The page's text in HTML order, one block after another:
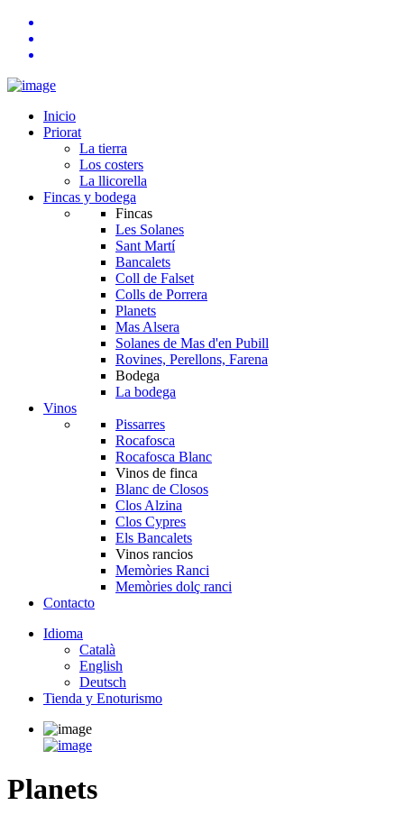
Inicio
Priorat
La tierra
Los costers
La llicorella
Fincas y bodega
Fincas
Les Solanes
Sant Martí
Bancalets
Coll de Falset
Colls de Porrera
Planets
Mas Alsera
Solanes de Mas d'en Pubill
Rovines, Perellons, Farena
Bodega
La bodega
Vinos
Pissarres
Rocafosca
Rocafosca Blanc
Vinos de finca
Blanc de Closos
Clos Alzina
Clos Cypres
Els Bancalets
Vinos rancios
Memòries Ranci
Memòries dolç ranci
Contacto
Idioma
Català
English
Deutsch
Tienda y Enoturismo
Planets